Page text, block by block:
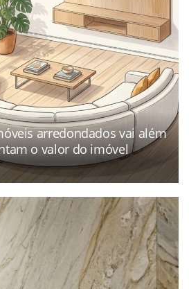
arredondados vai além
o valor do imóvel